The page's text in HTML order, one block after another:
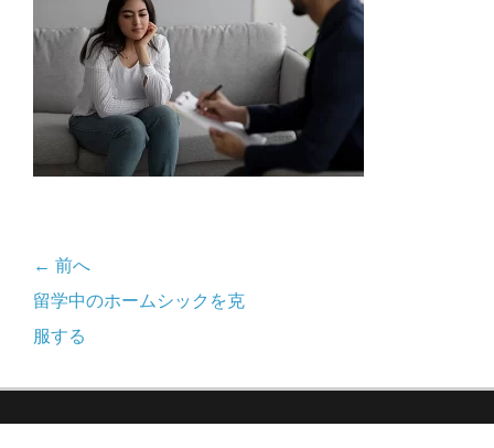
投
稿
ビ
← 前へ
前
の
留学中のホームシックを克
服する